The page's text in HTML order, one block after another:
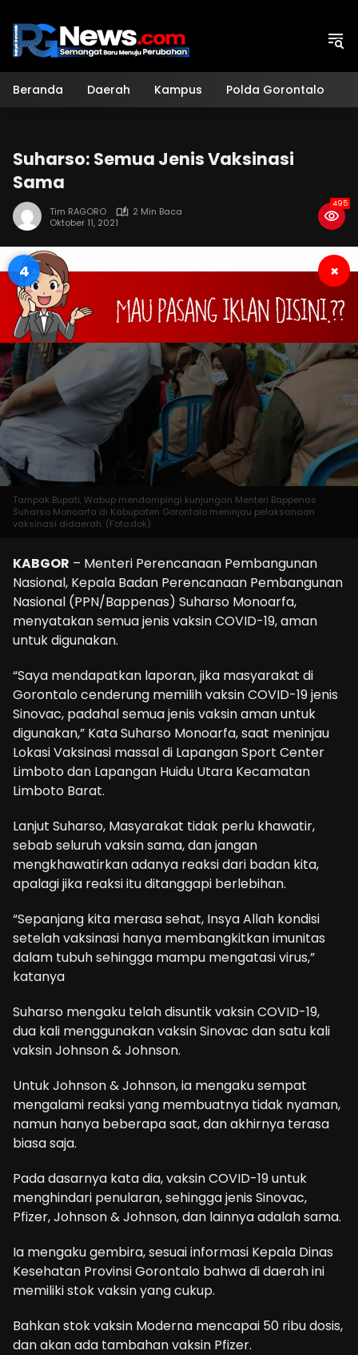
konten
Beranda Daerah Kampus Polda Gorontalo
Suharso: Semua Jenis Vaksinasi
Sama
Tim RAGORO
2 Min Baca
Oktober 11, 2021
495
3 ×
Tampak Bupati, Wabup mendampingi kunjungan Menteri Bappenas
Suharso Monoarfa di Kabupaten Gorontalo meninjau pelaksanaan
vaksinasi didaerah. (Foto:dok)
KABGOR – Menteri Perencanaan Pembangunan
Nasional, Kepala Badan Perencanaan Pembangunan
Nasional (PPN/Bappenas) Suharso Monoarfa,
menyatakan semua jenis vaksin COVID-19, aman
untuk digunakan.
“Saya mendapatkan laporan, jika masyarakat di
Gorontalo cenderung memilih vaksin COVID-19 jenis
Sinovac, padahal semua jenis vaksin aman untuk
digunakan,” Kata Suharso Monoarfa, saat meninjau
Lokasi Vaksinasi massal di Lapangan Sport Center
Limboto dan Lapangan Huidu Utara Kecamatan
Limboto Barat.
Lanjut Suharso, Masyarakat tidak perlu khawatir,
sebab seluruh vaksin sama, dan jangan
mengkhawatirkan adanya reaksi dari badan kita,
apalagi jika reaksi itu ditanggapi berlebihan.
“Sepanjang kita merasa sehat, Insya Allah kondisi
setelah vaksinasi hanya membangkitkan imunitas
dalam tubuh sehingga mampu mengatasi virus,”
katanya
Suharso mengaku telah disuntik vaksin COVID-19,
dua kali menggunakan vaksin Sinovac dan satu kali
vaksin Johnson & Johnson.
Untuk Johnson & Johnson, ia mengaku sempat
mengalami reaksi yang membuatnya tidak nyaman,
namun hanya beberapa saat, dan akhirnya terasa
biasa saja.
Pada dasarnya kata dia, vaksin COVID-19 untuk
menghindari penularan, sehingga jenis Sinovac,
Pfizer, Johnson & Johnson, dan lainnya adalah sama.
Ia mengaku gembira, sesuai informasi Kepala Dinas
Kesehatan Provinsi Gorontalo bahwa di daerah ini
memiliki stok vaksin yang cukup.
Bahkan stok vaksin Moderna mencapai 50 ribu dosis,
dan akan ada tambahan vaksin Pfizer.